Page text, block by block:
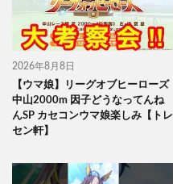
2026年8月8日
【ウマ娘】リーグオブヒーローズ
中山2000m 因子どうなってんね
んSP カセコンウマ娘楽しみ【トレ
セン軒】